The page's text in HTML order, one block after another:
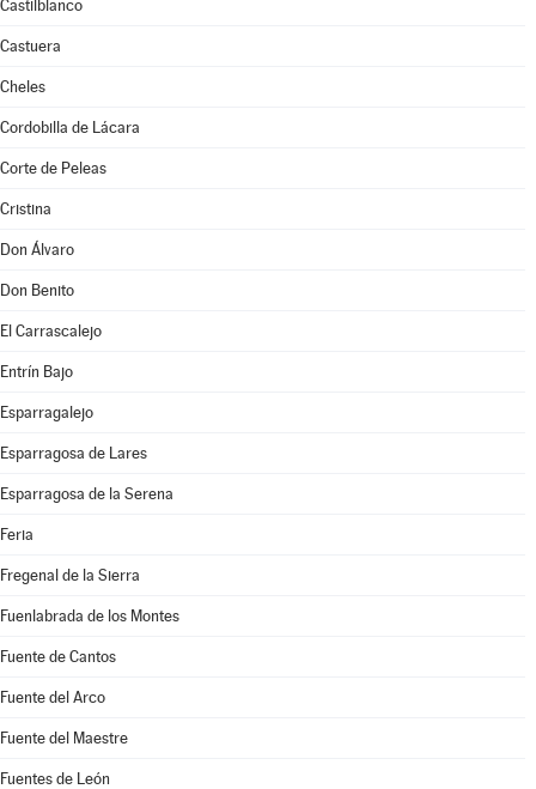
Castilblanco
Castuera
Cheles
Cordobilla de Lácara
Corte de Peleas
Cristina
Don Álvaro
Don Benito
El Carrascalejo
Entrín Bajo
Esparragalejo
Esparragosa de Lares
Esparragosa de la Serena
Feria
Fregenal de la Sierra
Fuenlabrada de los Montes
Fuente de Cantos
Fuente del Arco
Fuente del Maestre
Fuentes de León